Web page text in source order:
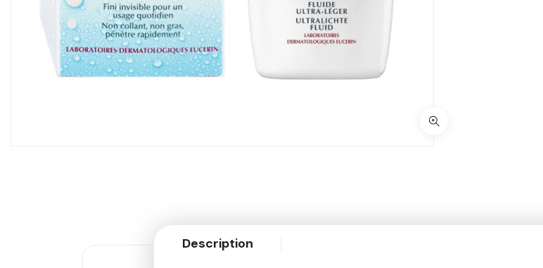
Description